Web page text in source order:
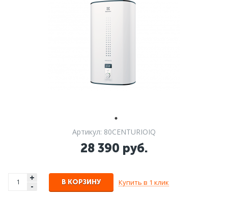
Артикул: 80CENTURIOIQ
28 390 руб.
+
- В КОРЗИНУ Купить в 1 клик